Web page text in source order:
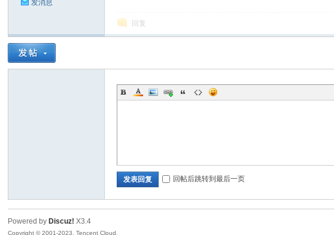
Bo
发消息
回复
发表回复 回帖后跳转到最后一页
Powered by Discuz! X3.4
Copyright © 2001-2023, Tencent Cloud.